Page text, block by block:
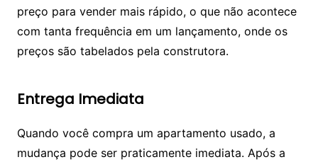
preço para vender mais rápido, o que não acontece
com tanta frequência em um lançamento, onde os
preços são tabelados pela construtora.
Entrega Imediata
Quando você compra um apartamento usado, a
mudança pode ser praticamente imediata. Após a